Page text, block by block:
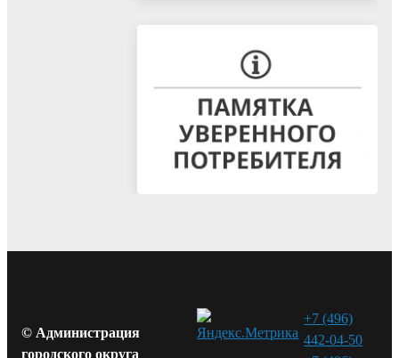
© Администрация
городского округа
+7 (496)
442-04-50